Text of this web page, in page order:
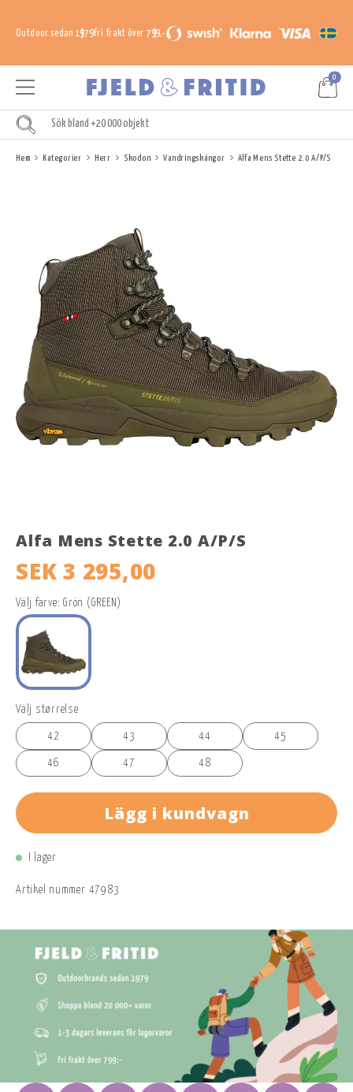
Outdoor sedan 1979Fri frakt över 799,-
0
Hem Kategorier Herr Skodon Vandringskängor Alfa Mens Stette 2.0 A/P/S
Alfa Mens Stette 2.0 A/P/S
SEK 3 295,00
Välj farve: Grön (GREEN)
Välj størrelse
42 43 44 45
46 47 48
Lägg i kundvagn
I lager
Artikel nummer 47983